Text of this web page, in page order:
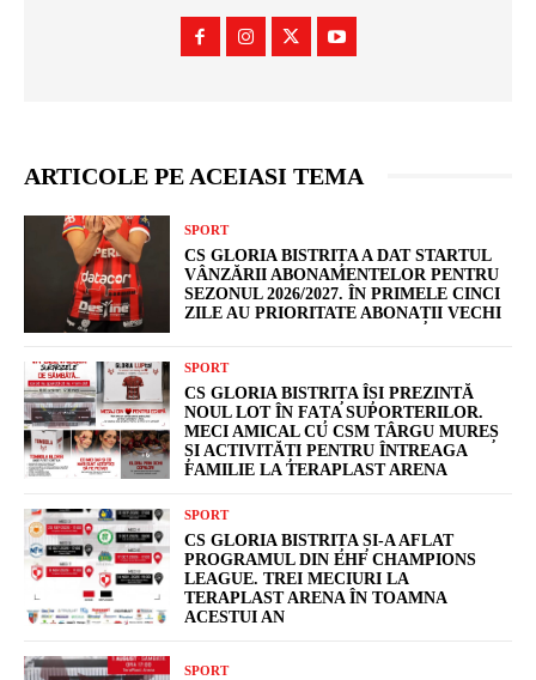
ARTICOLE PE ACEIASI TEMA
SPORT
CS GLORIA BISTRIȚA A DAT STARTUL
VÂNZĂRII ABONAMENTELOR PENTRU
SEZONUL 2026/2027. ÎN PRIMELE CINCI
ZILE AU PRIORITATE ABONAȚII VECHI
SPORT
CS GLORIA BISTRIȚA ÎȘI PREZINTĂ
NOUL LOT ÎN FAȚA SUPORTERILOR.
MECI AMICAL CU CSM TÂRGU MUREȘ
ȘI ACTIVITĂȚI PENTRU ÎNTREAGA
FAMILIE LA TERAPLAST ARENA
SPORT
CS GLORIA BISTRIȚA ȘI-A AFLAT
PROGRAMUL DIN EHF CHAMPIONS
LEAGUE. TREI MECIURI LA
TERAPLAST ARENA ÎN TOAMNA
ACESTUI AN
SPORT